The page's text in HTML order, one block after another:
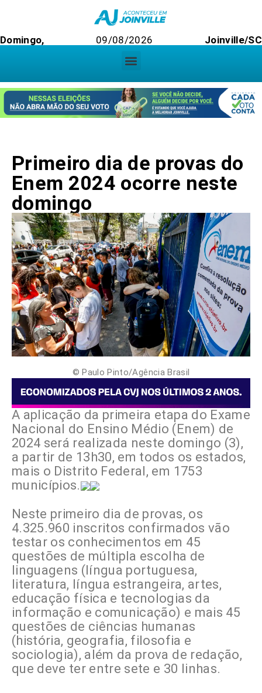
Domingo, 09/08/2026 Joinville/SC
Primeiro dia de provas do
Enem 2024 ocorre neste
domingo
© Paulo Pinto/Agência Brasil
A aplicação da primeira etapa do Exame
Nacional do Ensino Médio (Enem) de
2024 será realizada neste domingo (3),
a partir de 13h30, em todos os estados,
mais o Distrito Federal, em 1753
municípios.
Neste primeiro dia de provas, os
4.325.960 inscritos confirmados vão
testar os conhecimentos em 45
questões de múltipla escolha de
linguagens (língua portuguesa,
literatura, língua estrangeira, artes,
educação física e tecnologias da
informação e comunicação) e mais 45
questões de ciências humanas
(história, geografia, filosofia e
sociologia), além da prova de redação,
que deve ter entre sete e 30 linhas.